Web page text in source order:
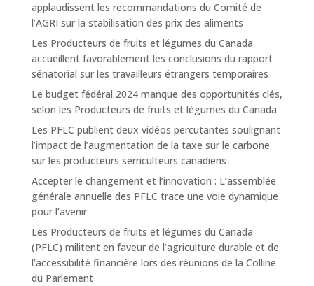
applaudissent les recommandations du Comité de
l’AGRI sur la stabilisation des prix des aliments
Les Producteurs de fruits et légumes du Canada
accueillent favorablement les conclusions du rapport
sénatorial sur les travailleurs étrangers temporaires
Le budget fédéral 2024 manque des opportunités clés,
selon les Producteurs de fruits et légumes du Canada
Les PFLC publient deux vidéos percutantes soulignant
l’impact de l’augmentation de la taxe sur le carbone
sur les producteurs serriculteurs canadiens
Accepter le changement et l’innovation : L’assemblée
générale annuelle des PFLC trace une voie dynamique
pour l’avenir
Les Producteurs de fruits et légumes du Canada
(PFLC) militent en faveur de l’agriculture durable et de
l’accessibilité financière lors des réunions de la Colline
du Parlement